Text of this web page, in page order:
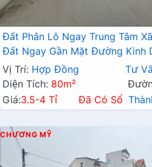
Đất Phân Lô Ngay Trung Tâm
Đất Ngay Gần Mặt Đường Kinh
Vị Trí: Hợp Đồng Tư
Diện Tích: 80m²
Giá:3.5-4 Tỉ Đã Có Sổ
CHƯƠNG MỸ